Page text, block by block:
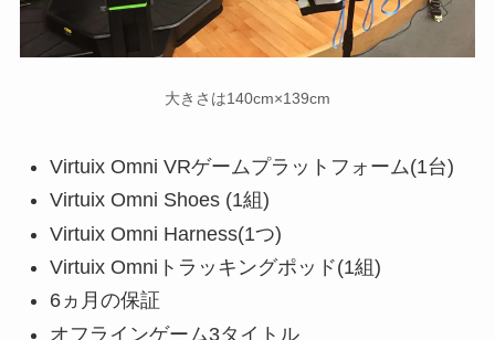
大きさは140cm×139cm
Virtuix Omni VRゲームプラットフォーム(1台)
Virtuix Omni Shoes (1組)
Virtuix Omni Harness(1つ)
Virtuix Omniトラッキングポッド(1組)
6ヵ月の保証
オフラインゲーム3タイトル